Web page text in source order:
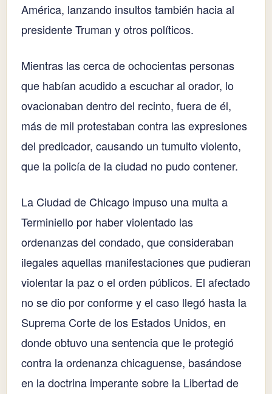
América, lanzando insultos también hacia al
presidente Truman y otros políticos.
Mientras las cerca de ochocientas personas
que habían acudido a escuchar al orador, lo
ovacionaban dentro del recinto, fuera de él,
más de mil protestaban contra las expresiones
del predicador, causando un tumulto violento,
que la policía de la ciudad no pudo contener.
La Ciudad de Chicago impuso una multa a
Terminiello por haber violentado las
ordenanzas del condado, que consideraban
ilegales aquellas manifestaciones que pudieran
violentar la paz o el orden públicos. El afectado
no se dio por conforme y el caso llegó hasta la
Suprema Corte de los Estados Unidos, en
donde obtuvo una sentencia que le protegió
contra la ordenanza chicaguense, basándose
en la doctrina imperante sobre la Libertad de